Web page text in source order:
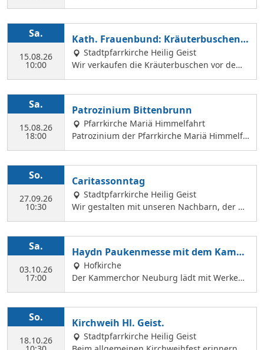
Festgottesdienst in der Hofkirche.
Sa.
15.08.26
10:00
Kath. Frauenbund: Kräuterbuschen V
erkauf
Stadtpfarrkirche Heilig Geist
Wir verkaufen die Kräuterbuschen vor dem
Festgottesdienst in der Hl. Geist Kirche.
Sa.
15.08.26
18:00
Patrozinium Bittenbrunn
Pfarrkirche Mariä Himmelfahrt
Patrozinium der Pfarrkirche Mariä Himmelfa
hrt in Bittenbrunn Um 18:00 Uhr Festgottesd
Gestaltung durch den Kirchenchor Laetare, l
eckere Speisen, Fassbier und Weinbar. Kind
erprogramm Wir freuen uns auf dich!
So.
27.09.26
10:30
Caritassonntag
Stadtpfarrkirche Heilig Geist
Wir gestalten mit unseren Nachbarn, der Ca
ritasstation den Gottesdienst.
Sa.
03.10.26
17:00
Haydn Paukenmesse mit dem Kamm
erchor
Hofkirche
Der Kammerchor Neuburg lädt mit Werken
von Josef Haydn zum Konzert in der Hofkirch
ese Hob. XXIIIc:2 KAMMERCHOR NEUBURG S
olisten: KATHARINA WITTMANN Sopran JUDI
So.
18.10.26
Kirchweih Hl. Geist.
Stadtpfarrkirche Heilig Geist